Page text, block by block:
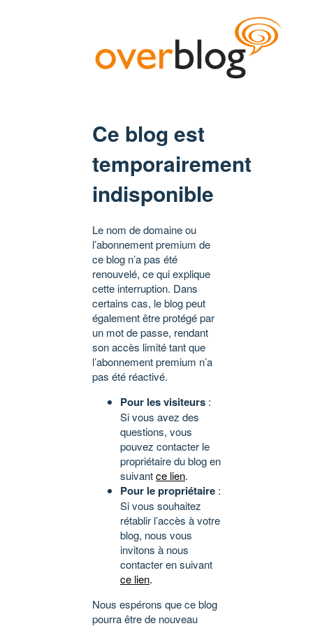
Ce blog est
temporairement
indisponible
Le nom de domaine ou
l’abonnement premium de
ce blog n’a pas été
renouvelé, ce qui explique
cette interruption. Dans
certains cas, le blog peut
également être protégé par
un mot de passe, rendant
son accès limité tant que
l’abonnement premium n’a
pas été réactivé.
Pour les visiteurs :
Si vous avez des
questions, vous
pouvez contacter le
propriétaire du blog en
suivantce lien.
Pour le propriétaire :
Si vous souhaitez
rétablir l’accès à votre
blog, nous vous
invitons à nous
contacter en suivant
ce lien.
Nous espérons que ce blog
pourra être de nouveau